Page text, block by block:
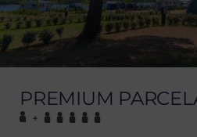
PREMIUM
+